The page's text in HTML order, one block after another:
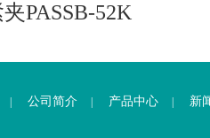
PASSB-52K
公司简介 产品中心 新